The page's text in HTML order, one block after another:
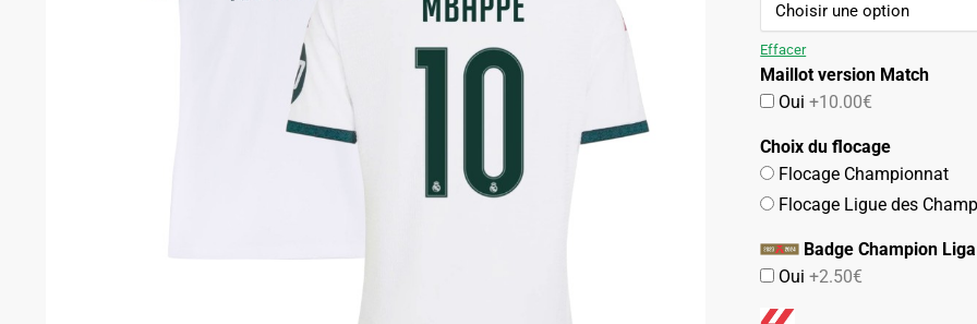
Effacer
Maillot version Match
Oui+10.00€
Choix du flocage
Flocage Championnat
Flocage Ligue des
Badge Champion
Oui+2.50€